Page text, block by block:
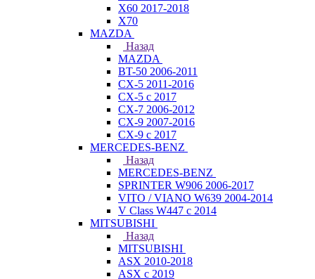
X60 2017-2018
X70
MAZDA
Назад
MAZDA
BT-50 2006-2011
CX-5 2011-2016
CX-5 с 2017
CX-7 2006-2012
CX-9 2007-2016
CX-9 с 2017
MERCEDES-BENZ
Назад
MERCEDES-BENZ
SPRINTER W906 2006-2017
VITO / VIANO W639 2004-2014
V Class W447 с 2014
MITSUBISHI
Назад
MITSUBISHI
ASX 2010-2018
ASX с 2019